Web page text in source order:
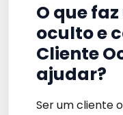
O que
oculto e
Cliente
ajudar?
Ser um cliente